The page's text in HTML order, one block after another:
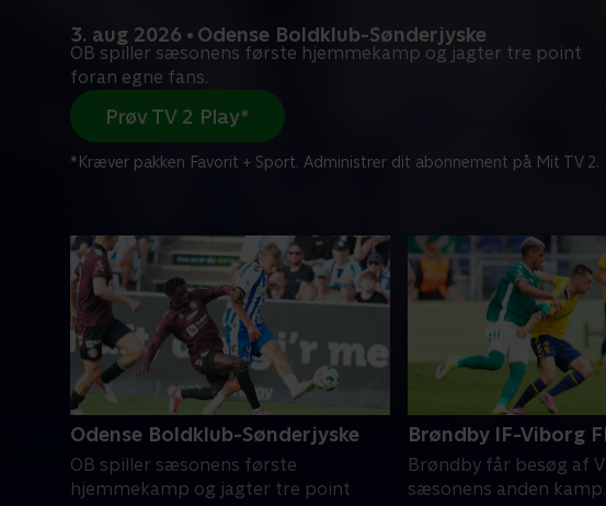
3. aug 2026 • Odense Boldklub-Sønderjyske
OB spiller sæsonens første hjemmekamp og jagter tre point
foran egne fans.
Prøv TV 2 Play*
*Kræver pakken Favorit + Sport. Administrer dit abonnement på Mit TV 2.
Odense Boldklub-Sønderjyske
OB spiller sæsonens første
hjemmekamp og jagter tre point
Brøndby IF-Viborg
Brøndby får besøg af
sæsonens anden